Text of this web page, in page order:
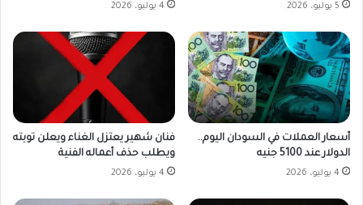
5 يوليو، 2026 4 يوليو، 2026
أسعار العملات في السودان اليوم..
الدولار عند 5100 جنيه
4 يوليو، 2026
فنان شهير يعتزل الغناء ويعلن توبته
ويطلب حذف أعماله الفنية
4 يوليو، 2026